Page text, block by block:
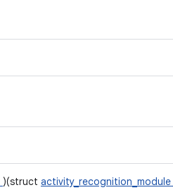
)(struct activity_recognition_module